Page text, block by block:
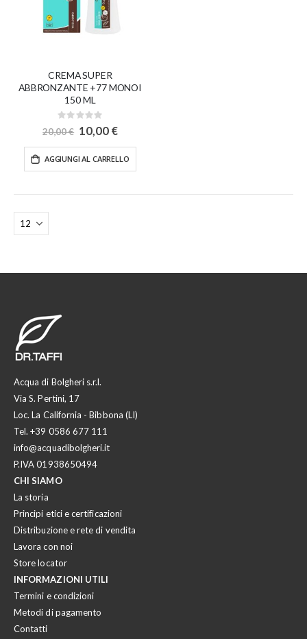
CREMA SUPER
ABBRONZANTE +77 MONOI
150 ML
Rating:
0%
20,00 € Special
Price
10,00 €
AGGIUNGI AL CARRELLO
Acqua di Bolgheri s.r.l.
Via S. Pertini, 17
Loc. La California - Bibbona (LI)
Tel.+39 0586 677 111
info@acquadibolgheri.it
P.IVA 01938650494
CHI SIAMO
La storia
Principi etici e certificazioni
Distribuzione e rete di vendita
Lavora con noi
Store locator
INFORMAZIONI UTILI
Termini e condizioni
Metodi di pagamento
Contatti